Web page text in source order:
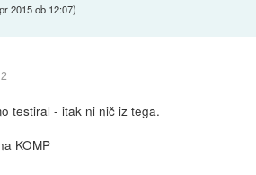
2015 ob 12:07)
testiral - itak ni nič iz tega.
KOMP